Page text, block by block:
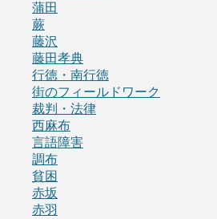
蒲田
蕨
藤沢
藤田孝典
行徳・南行徳
街のフィールドワーク
裁判・法律
西麻布
言語障害
調布
貧困
赤坂
赤羽